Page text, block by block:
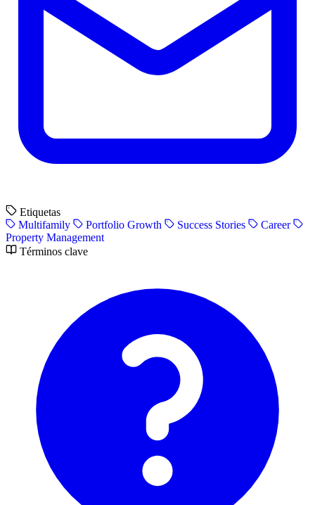
Etiquetas
Multifamily
Portfolio Growth Success Stories
Career
Property Management
Términos clave